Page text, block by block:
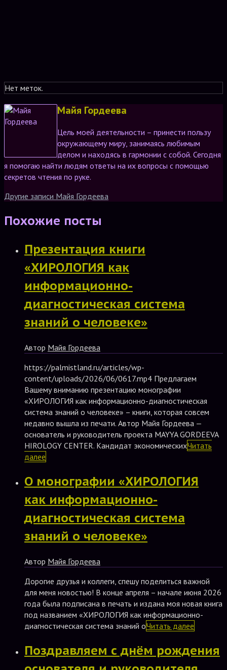
Нет меток.
Майя Гордеева
Цель моей деятельности – принести пользу
окружающему миру, занимаясь любимым
делом и находясь в гармонии с собой. Сегодня
я помогаю найти людям ответы на их вопросы с помощью
секретов чтения по руке.
Другие записи Майя Гордеева
Похожие посты
Презентация книги
«ХИРОЛОГИЯ как
информационно-
диагностическая система
знаний о человеке»
Автор Майя Гордеева
https://palmistland.ru/articles/wp-
content/uploads/2026/06/0617.mp4 Предлагаем
Вашему вниманию презентацию монографии
«ХИРОЛОГИЯ как информационно-диагностическая
система знаний о человеке» – книги, которая совсем
недавно вышла из печати. Автор Майя Гордеева —
основатель и руководитель проекта MAYYA GORDEEVA
HIROLOGY CENTER. Кандидат экономическихЧитать
далее
О монографии «ХИРОЛОГИЯ
как информационно-
диагностическая система
знаний о человеке»
Автор Майя Гордеева
Дорогие друзья и коллеги, спешу поделиться важной
для меня новостью! В конце апреля – начале июня 2026
года была подписана в печать и издана моя новая книга
под названием «ХИРОЛОГИЯ как информационно-
диагностическая система знаний оЧитать далее
Поздравляем с днём рождения